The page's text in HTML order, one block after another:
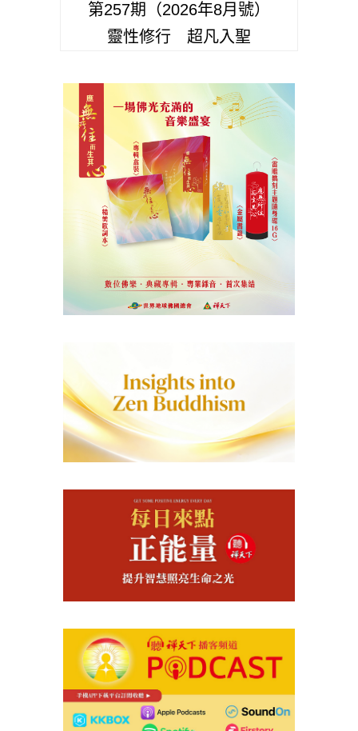
第257期（2026年8月號）
靈性修行 超凡入聖